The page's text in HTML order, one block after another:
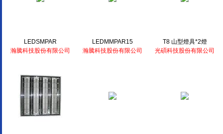
LEDSMPAR
瀚騰科技股份有限公司
LEDMMPAR15
瀚騰科技股份有限公司
T8 山型燈具*2燈
光碩科技股份有限公司